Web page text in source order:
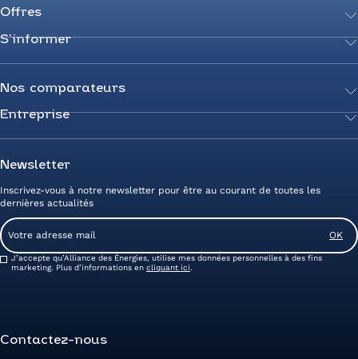
Offres
Achetez votre énergie
Transition énergétique
Secteurs d’expertise
Optimisez vos taxes et compteurs
Mix énergie
Efficacité énergétique
Photovoltaïque
Energy Management
Entreprise zéro carbone
S’informer
Actualités
Guides de l’énergie
Livres blancs
Nos comparateurs
Comparateur Électricité
Comparateur Gaz
Prix du Gaz
Entreprise
Nous rejoindre
Devenez Partenaire
Avis clients Alliance des Energies
Contactez-nous
Service client
Newsletter
Inscrivez-vous à notre newsletter pour être au courant de toutes les
dernières actualités
Consent
J’accepte qu’Alliance des Énergies, utilise mes données personnelles à des fins
marketing. Plus d’informations en cliquant ici
Email
Contactez-nous